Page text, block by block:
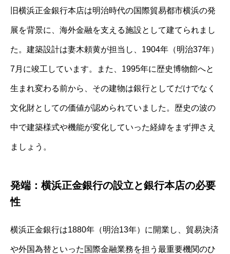
旧横浜正金銀行本店は明治時代の国際貿易都市横浜の発
展を背景に、海外金融を支える施設として建てられまし
た。建築設計は妻木頼黄が担当し、1904年（明治37年）
7月に竣工しています。また、1995年に歴史博物館へと
生まれ変わる前から、その建物は銀行としてだけでなく
文化財としての価値が認められていました。歴史の波の
中で建築様式や機能が変化していった経緯をまず押さえ
ましょう。
発端：横浜正金銀行の設立と銀行本店の必要
性
横浜正金銀行は1880年（明治13年）に開業し、貿易決済
や外国為替といった国際金融業務を担う最重要機関のひ